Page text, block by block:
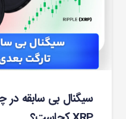
سیگنال بی سابقه